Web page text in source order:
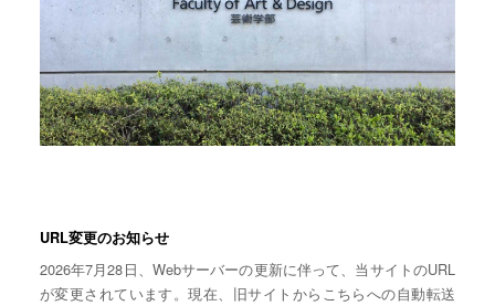
URL変更のお知らせ
2026年7月28日、Webサーバーの更新に伴って、当サイトのURL
が変更されています。現在、旧サイトからこちらへの自動転送